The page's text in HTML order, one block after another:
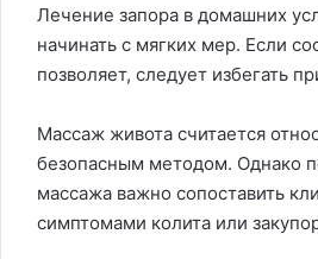
Лечение запора в домашних
начинать с мягких мер. Если
позволяет, следует избегать
Массаж живота считается
безопасным методом. Однако
массажа важно сопоставить
симптомами колита или